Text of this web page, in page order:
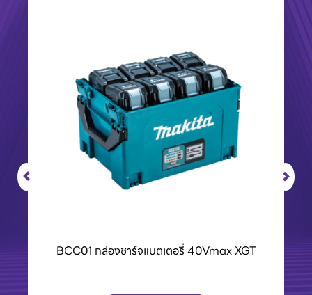
BCC01 กล่องชาร์จแบตเตอรี่ 40Vmax XGT